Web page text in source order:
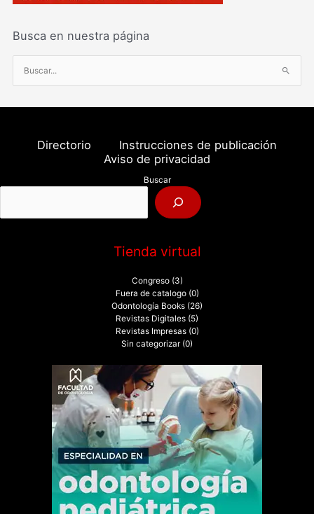
Busca en nuestra página
u
s
o
:
Directorio
Instrucciones de publicación
Aviso de privacidad
Buscar
Tienda virtual
Congreso (3)
Fuera de catalogo (0)
Odontología Books (26)
Revistas Digitales (5)
Revistas Impresas (0)
Sin categorizar (0)